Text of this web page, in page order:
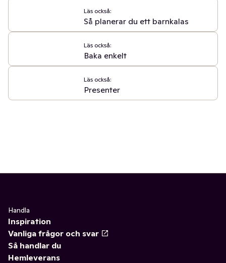
Läs också:
Så planerar du ett barnkalas
Läs också:
Baka enkelt
Läs också:
Presenter
Handla
Inspiration
Vanliga frågor och svar
Så handlar du
Hemleverans